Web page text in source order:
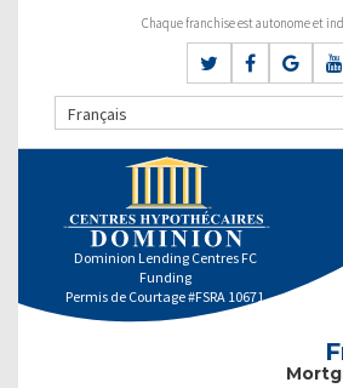
Chaque franchise est autonome et
Français
Dominion Lending Centres FC
Funding
Permis de Courtage #FSRA 10671